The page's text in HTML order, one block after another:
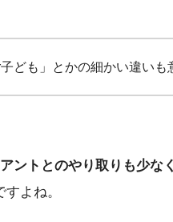
子ども」とかの細かい違い
ントとのやり取りも少な
すよね。